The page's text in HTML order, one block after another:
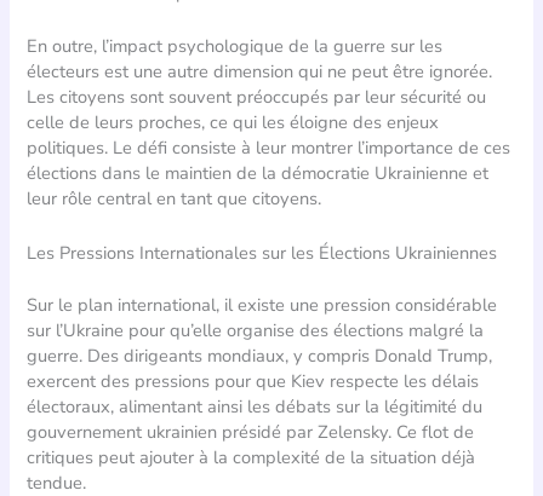
En outre, l’impact psychologique de la guerre sur les
électeurs est une autre dimension qui ne peut être ignorée.
Les citoyens sont souvent préoccupés par leur sécurité ou
celle de leurs proches, ce qui les éloigne des enjeux
politiques. Le défi consiste à leur montrer l’importance de ces
élections dans le maintien de la démocratie Ukrainienne et
leur rôle central en tant que citoyens.
Les Pressions Internationales sur les Élections Ukrainiennes
Sur le plan international, il existe une pression considérable
sur l’Ukraine pour qu’elle organise des élections malgré la
guerre. Des dirigeants mondiaux, y compris Donald Trump,
exercent des pressions pour que Kiev respecte les délais
électoraux, alimentant ainsi les débats sur la légitimité du
gouvernement ukrainien présidé par Zelensky. Ce flot de
critiques peut ajouter à la complexité de la situation déjà
tendue.